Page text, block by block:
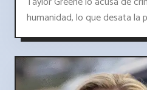
humanidad, lo que desata la